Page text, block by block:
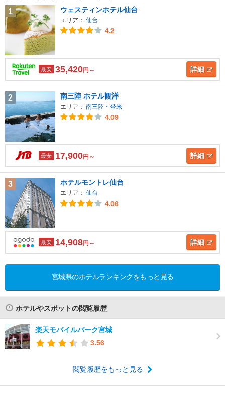
1
ウェスティンホテル仙台
エリア： 仙台
4.2
最安 35,420円～ 詳細
2 南三陸 ホテル観洋
エリア： 南三陸・登米
4.09
最安 17,900円～ 詳細
3 ホテルモントレ仙台
エリア： 仙台
4.06
最安 14,908円～ 詳細
宮城県のホテルランキングをもっと見る
ホテルやスポットの閲覧履歴
楽天モバイルパーク宮城
3.56
閲覧履歴をもっと見る